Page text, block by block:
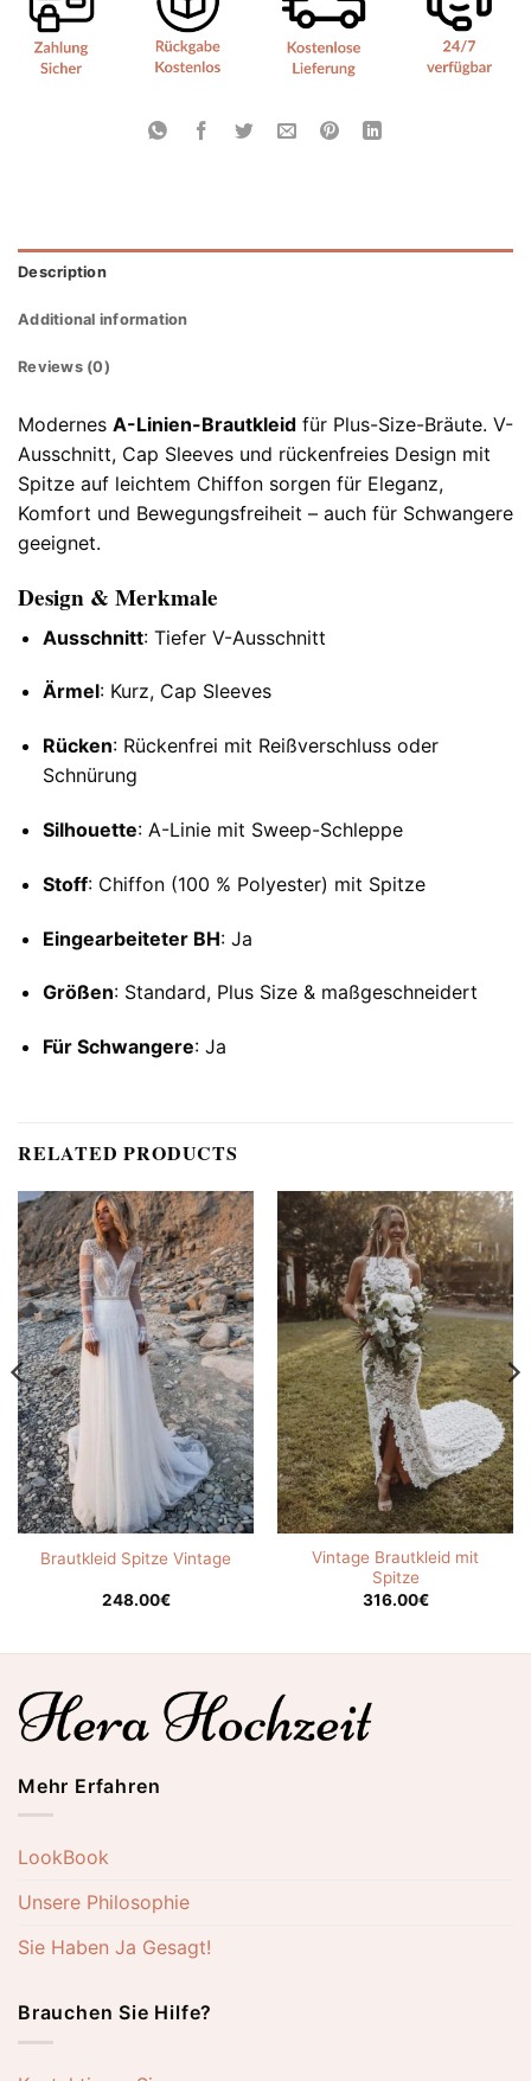
Description
Additional information
Reviews (0)
Modernes A-Linien-Brautkleid für Plus-Size-Bräute. V-
Ausschnitt, Cap Sleeves und rückenfreies Design mit
Spitze auf leichtem Chiffon sorgen für Eleganz,
Komfort und Bewegungsfreiheit – auch für Schwangere
geeignet.
Design & Merkmale
Ausschnitt: Tiefer V-Ausschnitt
Ärmel: Kurz, Cap Sleeves
Rücken: Rückenfrei mit Reißverschluss oder
Schnürung
Silhouette: A-Linie mit Sweep-Schleppe
Stoff: Chiffon (100 % Polyester) mit Spitze
Eingearbeiteter BH: Ja
Größen: Standard, Plus Size & maßgeschneidert
Für Schwangere: Ja
RELATED PRODUCTS
Brautkleid Spitze Vintage
248.00€
Vintage Brautkleid mit
Spitze
316.00€
Mehr Erfahren
LookBook
Unsere Philosophie
Sie Haben Ja Gesagt!
Brauchen Sie Hilfe?